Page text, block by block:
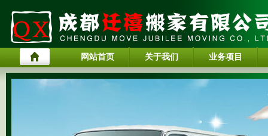
网站首页 关于我们 业务项目